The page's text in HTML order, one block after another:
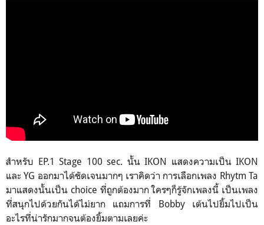
สำหรับ EP.1 Stage 100 sec. นั้น IKON แสดงความเป็น IKON
และ YG ออกมาได้ชัดเจนมากๆ เราคิดว่า การเลือกเพลง Rhytm Ta
มาแสดงนั้นเป็น choice ที่ถูกต้องมาก ใครๆก็รู้จักเพลงนี้ เป็นเพลง
ที่สนุกไปด้วยกันได้ไม่ยาก แถมการที่ Bobby เต้นไปยิ้มไปเป็น
อะไรที่น่ารักมากจนต้องยิ้มตามเลยค่ะ